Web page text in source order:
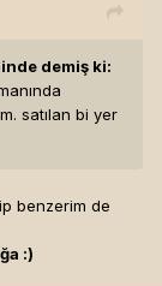
demiş ki:
satılan bi yer
benzerim de
:)